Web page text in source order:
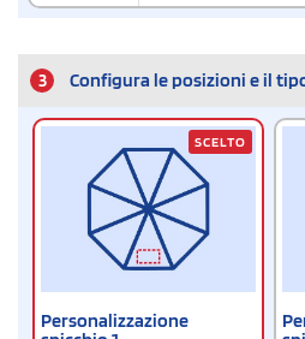
3 Configura le posizioni e il
Personalizzazione
SCELTO